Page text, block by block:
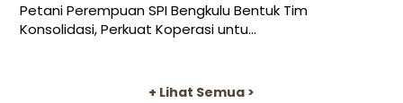
Petani Perempuan SPI Bengkulu Bentuk Tim
Konsolidasi, Perkuat Koperasi untu...
+ Lihat Semua >